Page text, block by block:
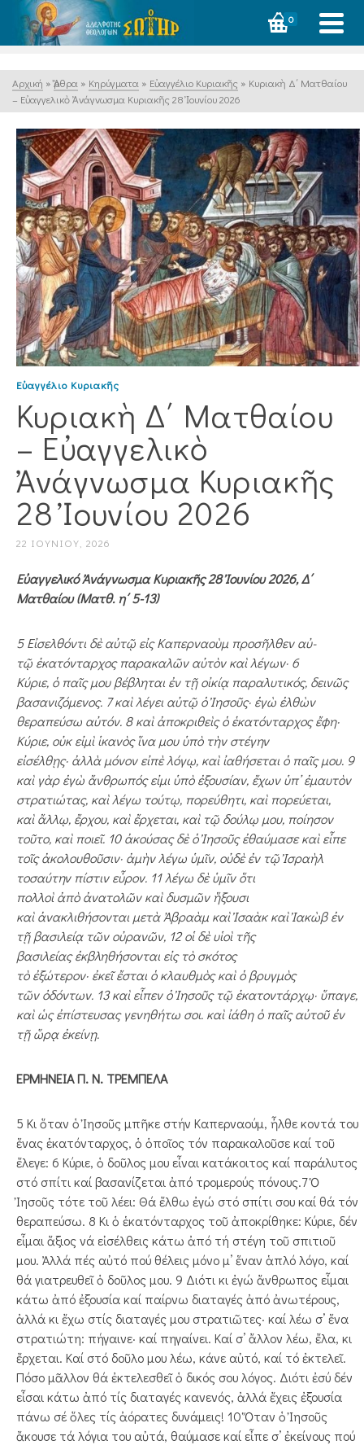
0
Αρχική » Ἄρθρα » Κηρύγματα » Εὐαγγέλιο Κυριακῆς » Κυριακὴ Δ΄ Ματθαίου
– Εὐαγγελικὸ Ἀνάγνωσμα Κυριακῆς 28 Ἰουνίου 2026
Εὐαγγέλιο Κυριακῆς
Κυριακὴ Δ΄ Ματθαίου
– Εὐαγγελικὸ
Ἀνάγνωσμα Κυριακῆς
28 Ἰουνίου 2026
22 ΙΟΥΝΊΟΥ, 2026
Εὐαγγελικό Ἀνάγνωσμα Κυριακῆς 28 Ἰουνίου 2026, Δ΄
Ματθαίου (Ματθ. η΄ 5-13)
5 Εἰσελθόντι δὲαὐτῷ εἰς Καπερναοὺμ προσῆλθεν αὐ­
τῷ ἑκατόνταρχος παρα­καλῶν αὐτὸν καὶλέγων· 6
Κύριε, ὁπαῖς μου βέβληται ἐν τῇοἰκίᾳπαραλυτικός, δεινῶς
βασανιζόμενος. 7 καὶλέγει αὐτῷ ὁἸησοῦς· ἐγὼ ἐλθὼν
θεραπεύσω αὐτόν. 8 καὶ ἀποκριθεὶςὁ ἑκατόν­ταρχοςἔφη·
Κύριε, οὐκ εἰμὶ ἱκανὸςἵνα μουὑπὸτὴν στέγην
εἰσέλθῃς· ἀλλὰμόνον εἰπὲλόγῳ, καὶ ἰαθήσεται ὁπαῖς μου. 9
καὶγὰρἐγὼ ἄνθρωπός εἰμι ὑπὸ ἐξουσίαν, ἔχωνὑπ᾿ ἐμαυτὸν
στρατιώτας, καὶλέγω τούτῳ, πορεύθητι, καὶπορεύεται,
καὶ ἄλλῳ, ἔρ­χου, καὶ ἔρχεται, καὶτῷ δού­λῳ μου, ποίησον
τοῦτο, καὶποιεῖ. 10ἀκούσας δὲ ὁἸησοῦςἐ­­­­θαύμασε καὶεἶπε
τοῖςἀκο­λουθοῦσιν· ἀμὴν λέγω ὑμῖν, οὐδὲ ἐν τῷἸσραὴλ
τοσαύτην πίστιν εὗρον. 11 λέγω δὲ ὑμῖνὅτι
πολλοὶ ἀπὸ ἀνατολῶν καὶδυσμῶν ἥξουσι
καὶ ἀνακλιθήσονται μετὰ Ἀβραὰμ καὶἸσαὰκ καὶἸακὼβἐν
τῇβασιλείᾳτῶν οὐρανῶν, 12 οἱδὲυἱοὶτῆς
βασιλείαςἐκβληθήσονται εἰς τὸσκότος
τὸ ἐξώτερον· ἐκεῖ ἔσται ὁκλαυθμὸς καὶ ὁβρυγμὸς
τῶνὀδόντων. 13 καὶεἶπενὁἸησοῦς τῷ ἑ­­­κατοντάρχῳ· ὕπαγε,
καὶ ὡςἐπίστευσας γενηθήτω σοι. καὶ ἰάθηὁπαῖς αὐτοῦ ἐν
τῇ ὥρᾳ ἐκείνῃ.
ΕΡΜΗΝΕΙΑ Π. Ν. ΤΡΕΜΠΕΛΑ
5 Κι ὅταν ὁ Ἰησοῦς μπῆκε στήν Καπερναούμ, ἦλ­θε κοντά του
ἕνας ἑκατόνταρχος, ὁ ὁποῖος τόν παρα­καλοῦσε καί τοῦ
ἔλεγε: 6 Κύριε, ὁ δοῦλος μου εἶναι κατάκοιτος καί παράλυτος
στό σπίτι καί βασανίζεται ἀπό τρομερούς πόνους.7 Ὁ
Ἰησοῦς τότε τοῦ λέει: Θά ἔλθω ἐγώ στό σπίτι σου καί θά τόν
θεραπεύσω. 8 Κι ὁ ἑκατόνταρχος τοῦ ἀποκρίθηκε: Κύριε, δέν
εἶμαι ἄξιος νά εἰσέλθεις κάτω ἀπό τή στέγη τοῦ σπιτιοῦ
μου. Ἀλλά πές αὐτό πού θέλεις μόνο μ’ ἕναν ἁπλό λόγο, καί
θά γιατρευθεῖ ὁ δοῦλος μου. 9 Διότι κι ἐγώ ἄνθρωπος εἶμαι
κάτω ἀπό ἐξουσία καί παίρνω διαταγές ἀπό ἀνωτέρους,
ἀλλά κι ἔχω στίς διαταγές μου στρατιῶτες· καί λέω σ’ ἕνα
στρατιώτη: πήγαινε· καί πηγαίνει. Καί σ’ ἄλλον λέω, ἔλα, κι
ἔρχεται. Καί στό δοῦλο μου λέω, κάνε αὐτό, καί τό ἐκτελεῖ.
Πό­σο μᾶλλον θά ἐκτελεσθεῖ ὁ δικός σου λόγος. Διότι ἐσύ δέν
εἶσαι κάτω ἀπό τίς διαταγές κανενός, ἀλλά ἔχεις ἐξουσία
πάνω σέ ὅλες τίς ἀόρατες δυνάμεις! 10 Ὅταν ὁ Ἰησοῦς
ἄκουσε τά λόγια του αὐτά, θαύμασε καί εἶπε σ’ ἐκείνους πού